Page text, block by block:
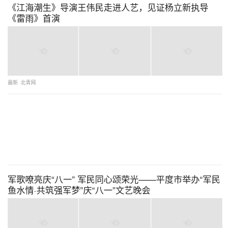
《江海潮生》导演王伟民走进人艺，见证杨立新执导
《雷雨》首演
最新 北青网
军歌嘹亮庆“八一” 军民同心颂荣光——平度市举办“军民
鱼水情·共筑强军梦”庆“八一”文艺晚会